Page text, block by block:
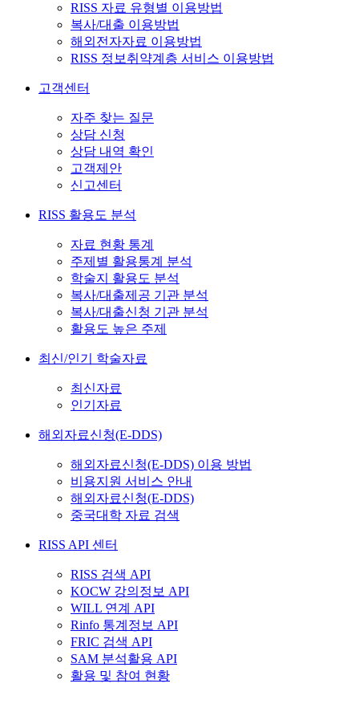
RISS 자료 유형별 이용방법
복사/대출 이용방법
해외전자자료 이용방법
RISS 정보취약계층 서비스 이용방법
고객센터
자주 찾는 질문
상담 신청
상담 내역 확인
고객제안
신고센터
RISS 활용도 분석
자료 현황 통계
주제별 활용통계 분석
학술지 활용도 분석
복사/대출제공 기관 분석
복사/대출신청 기관 분석
활용도 높은 주제
최신/인기 학술자료
최신자료
인기자료
해외자료신청(E-DDS)
해외자료신청(E-DDS) 이용 방법
비용지원 서비스 안내
해외자료신청(E-DDS)
중국대학 자료 검색
RISS API 센터
RISS 검색 API
KOCW 강의정보 API
WILL 연계 API
Rinfo 통계정보 API
FRIC 검색 API
SAM 분석활용 API
활용 및 참여 현황